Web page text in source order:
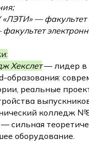
— факультет
Хекслет— лидер в
образования:
реальные
колледж
сильная
оборудование.